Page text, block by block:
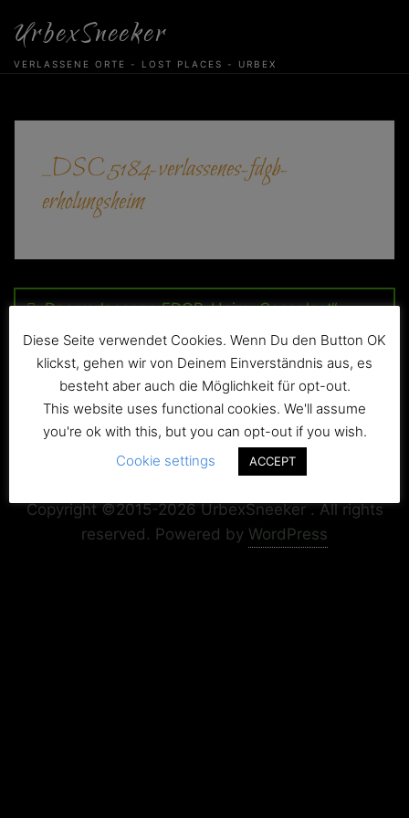
content
UrbexSneeker
VERLASSENE ORTE - LOST PLACES - URBEX
_DSC5184-verlassenes-fdgb-
erholungsheim
Das verlassene FDGB-Heim „Cosaplast“
Copyright+Impressum Privacy & Cookie Policy
Copyright ©2015-2026 UrbexSneeker . All rights
reserved. Powered by WordPress
Diese Seite verwendet Cookies. Wenn Du den Button OK
klickst, gehen wir von Deinem Einverständnis aus, es
besteht aber auch die Möglichkeit für opt-out.
This website uses functional cookies. We'll assume
you're ok with this, but you can opt-out if you wish.
Cookie settings
ACCEPT